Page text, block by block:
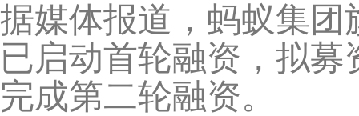
据媒体报道，蚂蚁集
已启动首轮融资，拟
完成第二轮融资。